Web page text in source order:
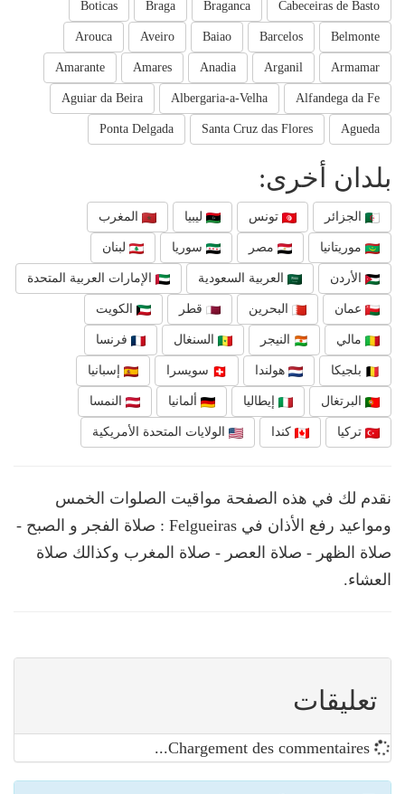
Cabeceiras de Basto
Braganca
Braga
Boticas
Belmonte
Barcelos
Baiao
Aveiro
Arouca
Armamar
Arganil
Anadia
Amares
Amarante
Alfandega da Fe
Albergaria-a-Velha
Aguiar da Beira
Agueda
Santa Cruz das Flores
Ponta Delgada
بلدان أخرى:
الجزائر تونس ليبيا المغرب
موريتانيا مصر سوريا لبنان
الأردن العربية السعودية الإمارات العربية المتحدة
عمان البحرين قطر الكويت
مالي النيجر السنغال فرنسا
بلجيكا هولندا سويسرا إسبانيا
البرتغال إيطاليا ألمانيا النمسا
تركيا كندا الولايات المتحدة الأمريكية
نقدم لك في هذه الصفحة مواقيت الصلوات الخمس
ومواعيد رفع الأذان في Felgueiras : صلاة الفجر و الصبح -
صلاة الظهر - صلاة العصر - صلاة المغرب وكذالك صلاة
العشاء.
تعليقات